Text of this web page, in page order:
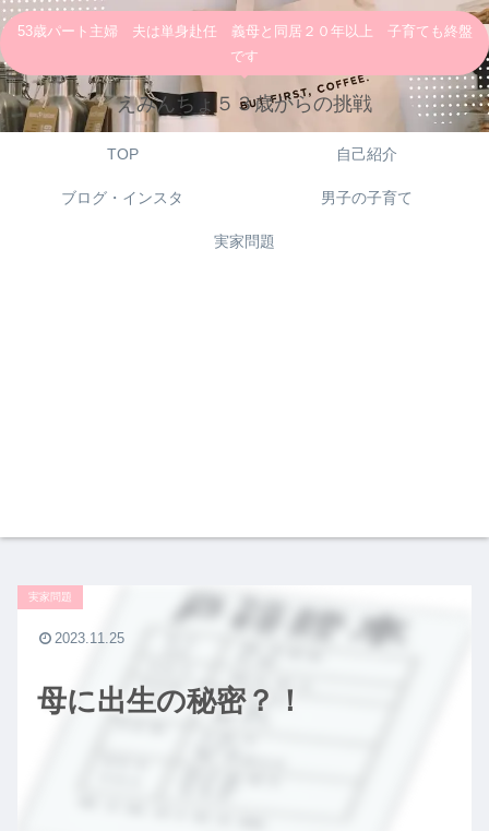
53歳パート主婦 夫は単身赴任 義母と同居２０年以上 子育ても終盤
です
えみんちょ５３歳からの挑戦
TOP 自己紹介
ブログ・インスタ 男子の子育て
実家問題
母に出生の秘密？！
実家問題
2023.11.25